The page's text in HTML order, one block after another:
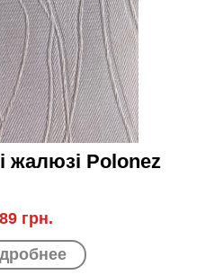
жалюзі Polonez
грн.